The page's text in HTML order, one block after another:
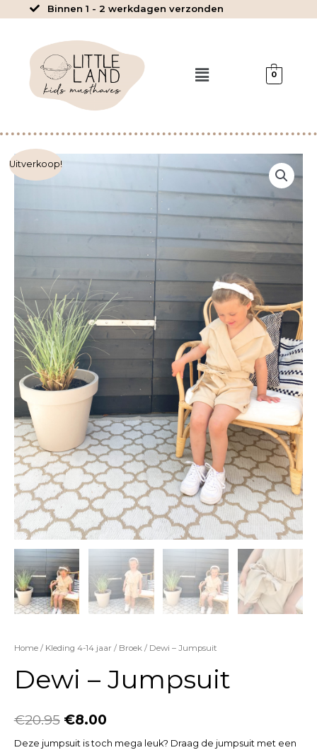
inhoud
Binnen 1 - 2 werkdagen verzonden
Menu 0
Uitverkoop!
Home/ Kleding 4-14 jaar/ Broek/ Dewi – Jumpsuit
Dewi – Jumpsuit
€20.95 €8.00
Deze jumpsuit is toch mega leuk? Draag de jumpsuit met een
Dewi
-
aantal